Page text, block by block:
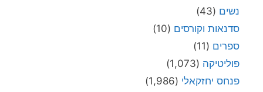
נשים (43)
סדנאות וקורסים (10)
ספרים (11)
פוליטיקה (1,073)
פנחס יחזקאלי (1,986)